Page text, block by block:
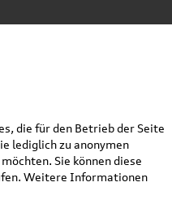
Verkauf:Mo. - Fr. 08:00
Service:Mo. - Fr. 06:00
die für den Betrieb der Seite
lediglich zu anonymen
Sie können diese
Weitere Informationen